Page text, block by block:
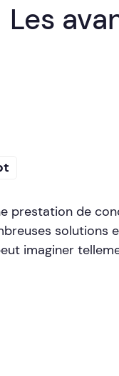
Les
prestation de
solutions
imaginer